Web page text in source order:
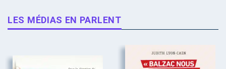
LES MÉDIAS EN PARLENT